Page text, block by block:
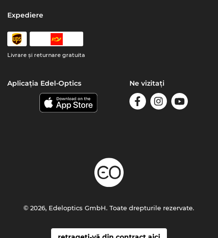
Expediere
Livrare şi returnare gratuita
Aplicația Edel-Optics Ne vizitați
© 2026, Edeloptics GmbH. Toate drepturile rezervate.